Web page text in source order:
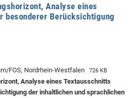
Analyse eines
besonderer Berücksichtigung
FOS, Nordrhein-Westfalen 726 KB
Analyse eines Textausschnitts
der inhaltlichen und sprachlichen